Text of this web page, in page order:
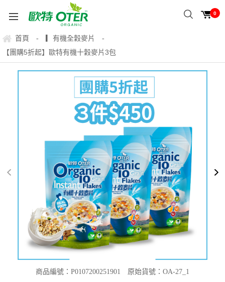
0
首頁 - ▎有機全穀麥片 -
【團購5折起】歐特有機十穀麥片3包
商品編號：P0107200251901 原始貨號：OA-27_1